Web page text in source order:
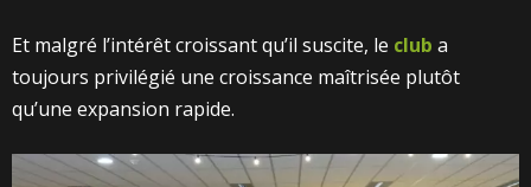
Et malgré l’intérêt croissant qu’il suscite, le club a
toujours privilégié une croissance maîtrisée plutôt
qu’une expansion rapide.